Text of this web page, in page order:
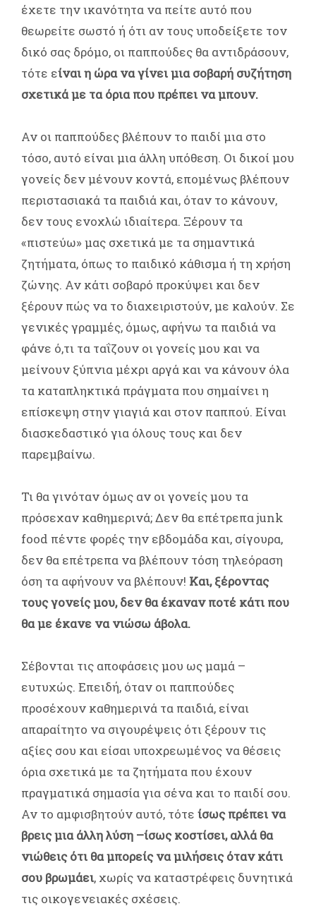
έχετε την ικανότητα να πείτε αυτό που
θεωρείτε σωστό ή ότι αν τους υποδείξετε τον
δικό σας δρόμο, οι παππούδες θα αντιδράσουν,
τότε είναι η ώρα να γίνει μια σοβαρή συζήτηση
σχετικά με τα όρια που πρέπει να μπουν.
Αν οι παππούδες βλέπουν το παιδί μια στο
τόσο, αυτό είναι μια άλλη υπόθεση. Οι δικοί μου
γονείς δεν μένουν κοντά, επομένως βλέπουν
περιστασιακά τα παιδιά και, όταν το κάνουν,
δεν τους ενοχλώ ιδιαίτερα. Ξέρουν τα
«πιστεύω» μας σχετικά με τα σημαντικά
ζητήματα, όπως το παιδικό κάθισμα ή τη χρήση
ζώνης. Αν κάτι σοβαρό προκύψει και δεν
ξέρουν πώς να το διαχειριστούν, με καλούν. Σε
γενικές γραμμές, όμως, αφήνω τα παιδιά να
φάνε ό,τι τα ταΐζουν οι γονείς μου και να
μείνουν ξύπνια μέχρι αργά και να κάνουν όλα
τα καταπληκτικά πράγματα που σημαίνει η
επίσκεψη στην γιαγιά και στον παππού. Είναι
διασκεδαστικό για όλους τους και δεν
παρεμβαίνω.
Τι θα γινόταν όμως αν οι γονείς μου τα
πρόσεχαν καθημερινά; Δεν θα επέτρεπα junk
food πέντε φορές την εβδομάδα και, σίγουρα,
δεν θα επέτρεπα να βλέπουν τόση τηλεόραση
όση τα αφήνουν να βλέπουν! Και, ξέροντας
τους γονείς μου, δεν θα έκαναν ποτέ κάτι που
θα με έκανε να νιώσω άβολα.
Σέβονται τις αποφάσεις μου ως μαμά –
ευτυχώς. Επειδή, όταν οι παππούδες
προσέχουν καθημερινά τα παιδιά, είναι
απαραίτητο να σιγουρέψεις ότι ξέρουν τις
αξίες σου και είσαι υποχρεωμένος να θέσεις
όρια σχετικά με τα ζητήματα που έχουν
πραγματικά σημασία για σένα και το παιδί σου.
Αν το αμφισβητούν αυτό, τότε ίσως πρέπει να
βρεις μια άλλη λύση –ίσως κοστίσει, αλλά θα
νιώθεις ότι θα μπορείς να μιλήσεις όταν κάτι
σου βρωμάει, χωρίς να καταστρέφεις δυνητικά
τις οικογενειακές σχέσεις.